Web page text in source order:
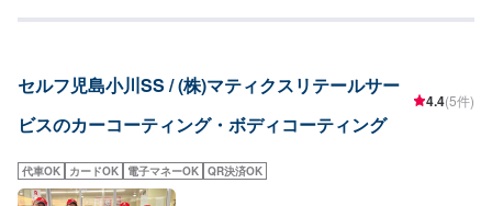
円（リーフレール同時施工の場合58,300円）【樹脂フェンダーキーパー】
い。[18,300円対象車]ジープ・ラングラー、プジョー・リフター【ホイールコ
ーティング（シングル）】（施工時間：50分〜）分厚いガラス被膜でホイー
ルを汚れからしっかりと守ります。〜15インチ：10,700円16〜19インチ：
12,100円20インチ〜：14,300円【ホイールコーティング（ダブル）】（施工
よりツヤと水ハジキを保ちます。〜15インチ：15,900円16〜19インチ：
18,100円20インチ〜：21,500円【ホイールクリーニング】（施工時間：10
工時間：2時間、耐久：1年以上）雨が降ると汚れが落ちるSS：28,700円S：
度のメンテナンスで5年)）強い撥水力があり、新車時を凌駕するツヤと濃厚
な発色が得られますSS：52,300円S：57,800円M：63,400円L：67,600円
LL：74,400円XL：95,200円※鏡面研磨は別途料金(軽研磨は施工料金に含みま
度のメンテナンスで6年)）ダイヤモンドキーパーの2倍の艶と自浄性能を併せ
持ちながらも、金額はWダイヤよりお得。コスパ重視の方にお勧めしたい、
セルフ児島小川SS / (株)マティクスリテールサー
ビスのカーコーティング・ボディコーティング
4.4(5件)
代車OK カードOK 電子マネーOK QR決済OK